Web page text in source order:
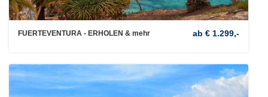
FUERTEVENTURA - ERHOLEN & mehr ab € 1.299,-